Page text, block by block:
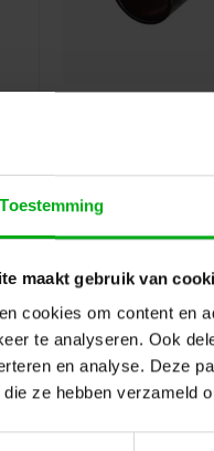
Toestemming
maakt gebruik van
cookies om content en
te analyseren. Ook
en analyse. Deze
ze hebben verzameld